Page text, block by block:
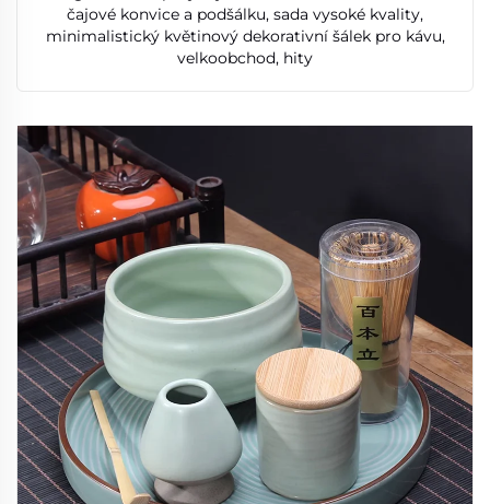
čajové konvice a podšálku, sada vysoké kvality,
minimalistický květinový dekorativní šálek pro kávu,
velkoobchod, hity